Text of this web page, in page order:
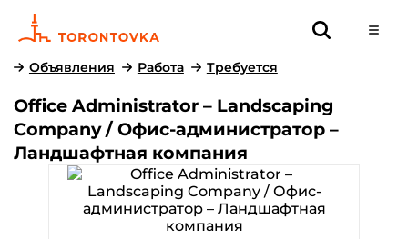
Объявления Работа Требуется
Office Administrator – Landscaping
Company / Офис-администратор –
Ландшафтная компания